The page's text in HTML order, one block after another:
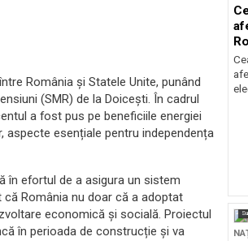
România și Statele Unite, punând
(SMR) de la Doicești. În cadrul
a fost pus pe beneficiile energiei
aspecte esențiale pentru independența
în efortul de a asigura un sistem
România nu doar că a adoptat
economică și socială. Proiectul
în perioada de construcție și va